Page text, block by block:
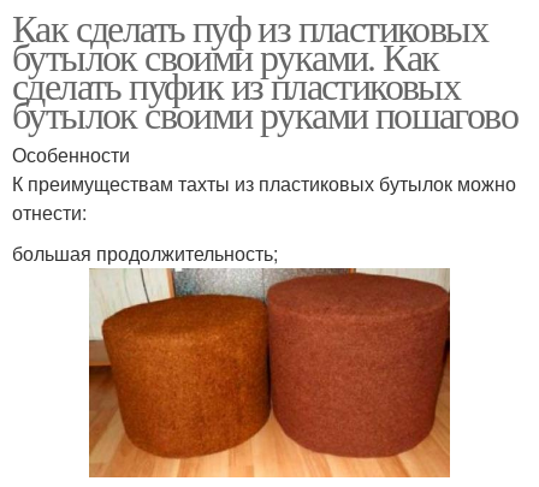
Как сделать пуф из пластиковых
бутылок своими руками. Как
сделать пуфик из пластиковых
бутылок своими руками пошагово
Особенности
К преимуществам тахты из пластиковых бутылок можно
отнести:
большая продолжительность;